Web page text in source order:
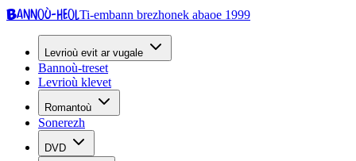
Bannoù-heolTi-embann brezhonek abaoe 1999
Levrioù evit ar vugale
Bannoù-treset
Levrioù klevet
Romantoù
Sonerezh
DVD